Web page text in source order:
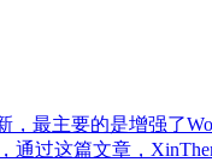
最主要的是增强了
这篇文章，